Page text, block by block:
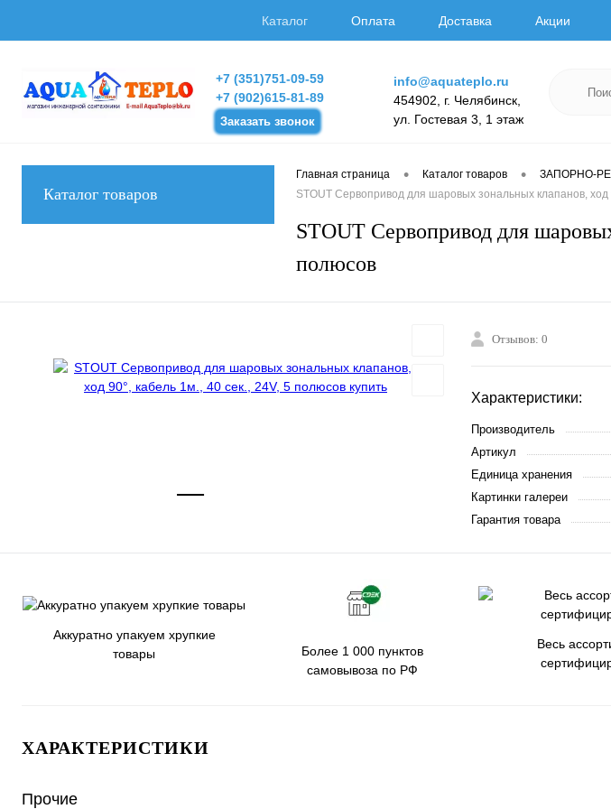
Каталог Оплата Доставка Акции
+7 (351)751-09-59
+7 (902)615-81-89
Заказать звонок
info@aquateplo.ru
454902, г. Челябинск,
ул. Гостевая 3, 1 этаж
Каталог товаров
Главная страница • Каталог товаров • ЗАПОРНО-
STOUT Сервопривод для шаровых зональных клапанов, ход
STOUT Сервопривод для
полюсов
Отзывов: 0
Характеристики:
Производитель
Артикул
Единица хранения
Картинки галереи
Гарантия товара
Аккуратно упакуем хрупкие
товары
Более 1 000 пунктов
самовывоза по РФ
Весь
ХАРАКТЕРИСТИКИ
Прочие